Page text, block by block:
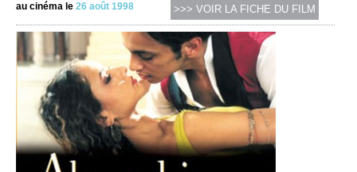
au cinéma le 26 août 1998 >>> VOIR LA FICHE DU FILM